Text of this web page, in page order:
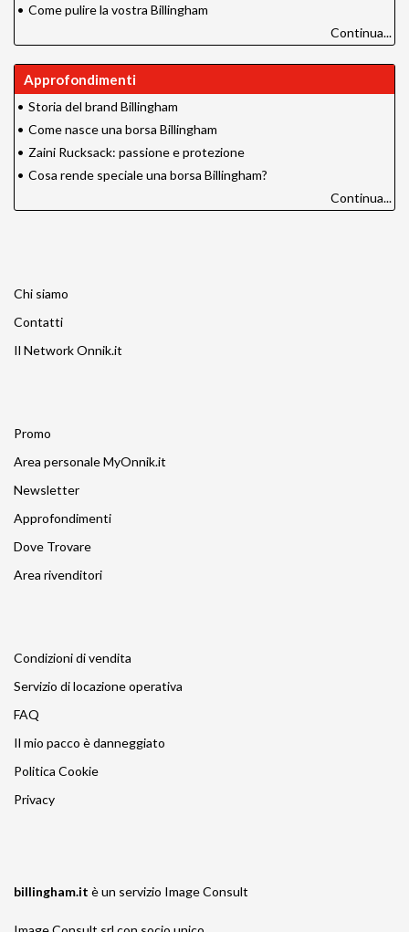
• Come pulire la vostra Billingham
Continua...
Approfondimenti
• Storia del brand Billingham
• Come nasce una borsa Billingham
• Zaini Rucksack: passione e protezione
• Cosa rende speciale una borsa Billingham?
Continua...
Chi siamo
Contatti
Il Network Onnik.it
Promo
Area personale MyOnnik.it
Newsletter
Approfondimenti
Dove Trovare
Area rivenditori
Condizioni di vendita
Servizio di locazione operativa
FAQ
Il mio pacco è danneggiato
Politica Cookie
Privacy
billingham.it è un servizio Image Consult